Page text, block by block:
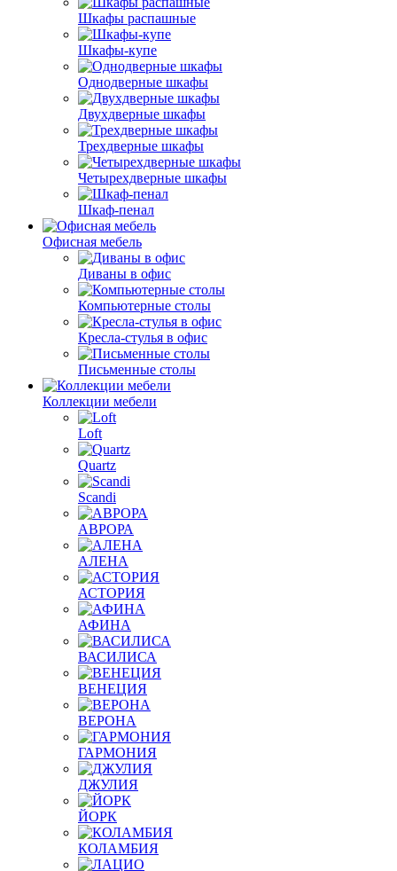
Шкафы распашные
Шкафы-купе
Однодверные шкафы
Двухдверные шкафы
Трехдверные шкафы
Четырехдверные шкафы
Шкаф-пенал
Офисная мебель
Диваны в офис
Компьютерные столы
Кресла-стулья в офис
Письменные столы
Коллекции мебели
Loft
Quartz
Scandi
АВРОРА
АЛЕНА
АСТОРИЯ
АФИНА
ВАСИЛИСА
ВЕНЕЦИЯ
ВЕРОНА
ГАРМОНИЯ
ДЖУЛИЯ
ЙОРК
КОЛАМБИЯ